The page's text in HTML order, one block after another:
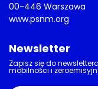
00-446 Warszawa
www.psnm.org
Newsletter
Zapisz się do
mobilności i